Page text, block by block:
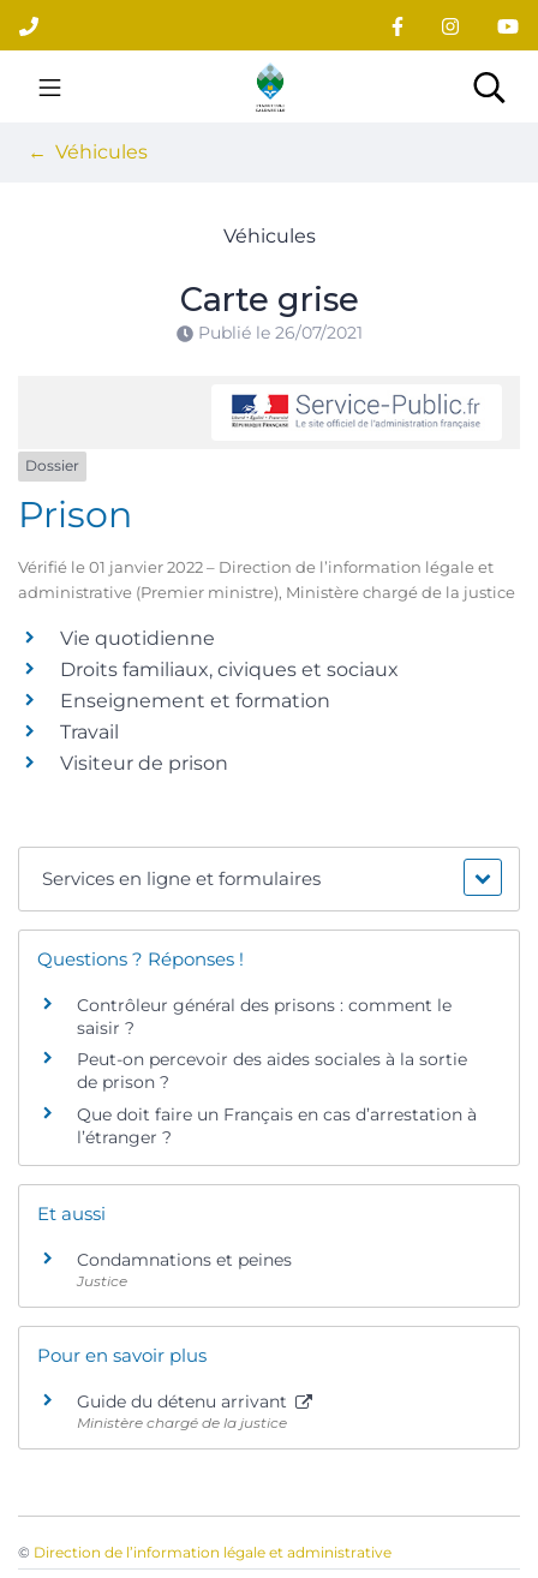
Aller
au
contenu
Site officiel du village
Véhicules
Véhicules
Carte grise
Publié le 26/07/2021
Dossier
Prison
Vérifié le 01 janvier 2022 – Direction de l’information légale et
administrative (Premier ministre), Ministère chargé de la justice
Vie quotidienne
Droits familiaux, civiques et sociaux
Enseignement et formation
Travail
Visiteur de prison
Services en ligne et formulaires
Questions ? Réponses !
Contrôleur général des prisons : comment le
saisir ?
Peut-on percevoir des aides sociales à la sortie
de prison ?
Que doit faire un Français en cas d’arrestation à
l’étranger ?
Et aussi
Condamnations et peines
Justice
Pour en savoir plus
Guide du détenu arrivant
Ministère chargé de la justice
© Direction de l’information légale et administrative